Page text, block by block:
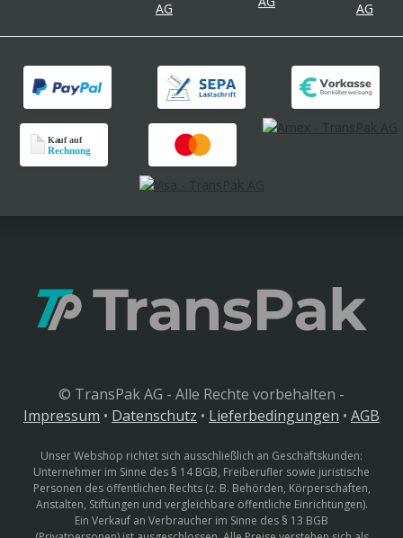
© TransPak AG - Alle Rechte vorbehalten -
Impressum • Datenschutz • Lieferbedingungen • AGB
Unser Webshop richtet sich ausschließlich an Geschäftskunden:
Unternehmer im Sinne des § 14 BGB, Freiberufler sowie juristische
Personen des öffentlichen Rechts (z. B. Behörden, Körperschaften,
Anstalten, Stiftungen und vergleichbare öffentliche Einrichtungen).
Ein Verkauf an Verbraucher im Sinne des § 13 BGB